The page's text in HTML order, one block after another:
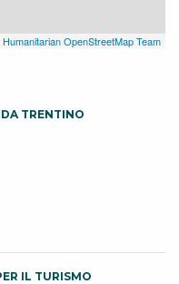
Humanitarian OpenStreetMap Team
TRENTINO
IL TURISMO